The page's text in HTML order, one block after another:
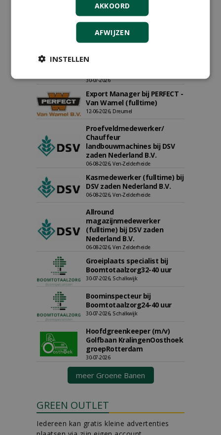
Ontwikkeling bij Diamant
30-07-2026
Export Manager bij PERFECT -
Van Wamel (fulltime)
12-06-2026, Dreumel
Proefveldmedewerker/
Chauffeur
landbouwmachines bij DSV
zaden Nederland B.V.
06-08-2026, Ven-Zelderheide
Kasmedewerker (fulltime) bij
DSV zaden Nederland B.V.
06-08-2026, Ven-Zelderheide
Allround
magazijnmedewerker
(fulltime) bij DSV zaden
Nederland B.V.
06-08-2026, Ven Zelderheide
Groeiplaats specialist bij
Boomtotaalzorg32-40 uur
30-07-2026, Schalkwijk
Boominspecteur bij
Boomtotaalzorg24-40 uur
30-07-2026, Schalkwijk
Hoofdgreenkeeper (m/v)
Golfbaan KralingenOosthoek
groepRotterdam
30-07-2026
meer Groene Banen
GREEN OUTLET
Iedereen kan gratis kleine advertenties
AKKOORD
AFWIJZEN
INSTELLEN